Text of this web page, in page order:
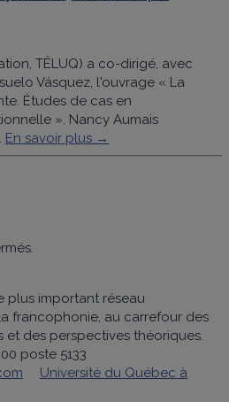
TÉLUQ) a co-dirigé, avec
Vásquez, l'ouvrage « La
Études de cas en
». Nancy Aumais
En savoir plus →
plus important réseau
francophonie, au carrefour des
et des perspectives théoriques.
poste 5133
Université du Québec à